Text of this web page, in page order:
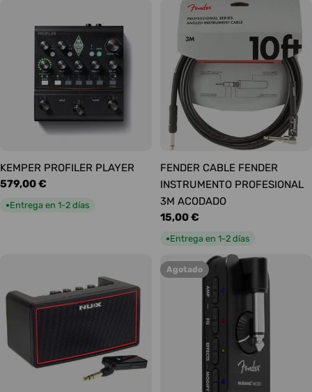
KEMPER PROFILER PLAYER
Precio
habitual
579,00 €
●Entrega en 1-2 días
FENDER CABLE FENDER
INSTRUMENTO PROFESIONAL
3M ACODADO
Precio
habitual
15,00 €
●Entrega en 1-2 días
Agotado